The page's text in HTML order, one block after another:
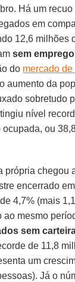
Há um
em
12,6 milhões
sem emprego
do mercado
aumento da
sobretudo
nível
ou
própria chegou
encerrado
4,7% (mais
ao mesmo
sem
de 11,8
um
Já o